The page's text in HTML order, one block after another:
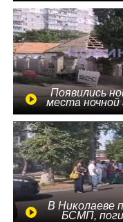
Появились
места ночной
В Николаеве
БСМП,